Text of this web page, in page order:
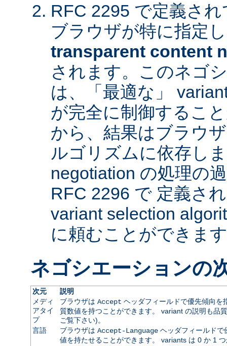
RFC 2295 で定義さ
ブラウザが特に指定
transparent content
されます。このネゴ
は、「最適な」
が完全に制御するこ
から、結果はブラウ
ルゴリズムに依存し
negotiation の処理の
RFC 2296 で 定義さ
variant selection
に頼むことができま
ネゴシエーションの
次元
説明
メディ
アタイ
プ
ブラウザは Accept ヘッダフィールドで優先傾向を
質数値を持つことができます。 variant の説明も品
ご覧下さい)。
言語
ブラウザは Accept-Languageヘッダフィールドで
値を持たせることができます。 variants は 0 か 1